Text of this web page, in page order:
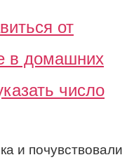
от
в домашних
число
и почувствовали